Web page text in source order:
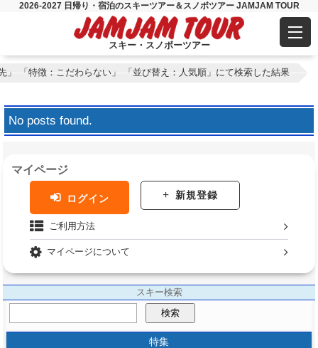
2026-2027 日帰り・宿泊のスキーツアー＆スノボツアー JAMJAM TOUR
スキー・スノボーツアー
「特徴：こだわらない」 「並び替え：人気順」にて検索した結果
No posts found.
マイページ
ログイン 新規登録
ご利用方法
マイページについて
スキー検索
検索
特集